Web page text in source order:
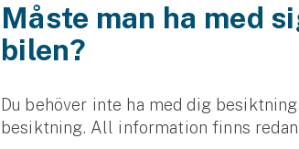
Måste man ha med
bilen?
Du behöver inte ha med dig
besiktning. All information finns